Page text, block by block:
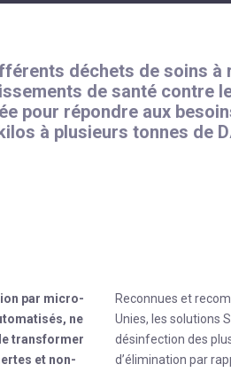
déchets de soins
de santé
pour répondre aux
à plusieurs tonnes de
par micro-
ne
transformer
et non-
Reconnues et
Unies, les solutions
désinfection des
d’élimination par